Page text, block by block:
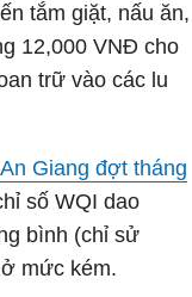
tắm giặt, nấu ăn,
12,000 VNĐ cho
trữ vào các lu
Giang đợt tháng
số WQI dao
bình (chỉ sử
mức kém.